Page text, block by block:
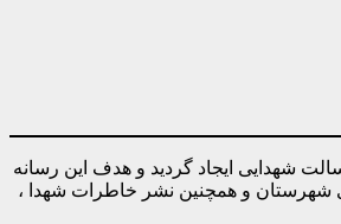
رسالت شهدایی ایجاد گردید و هدف این رسانه
شهرستان و همچنین نشر خاطرات شهدا ،